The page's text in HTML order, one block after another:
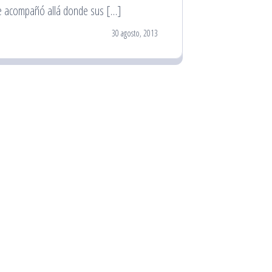
acompañó allá donde sus […]
30 agosto, 2013